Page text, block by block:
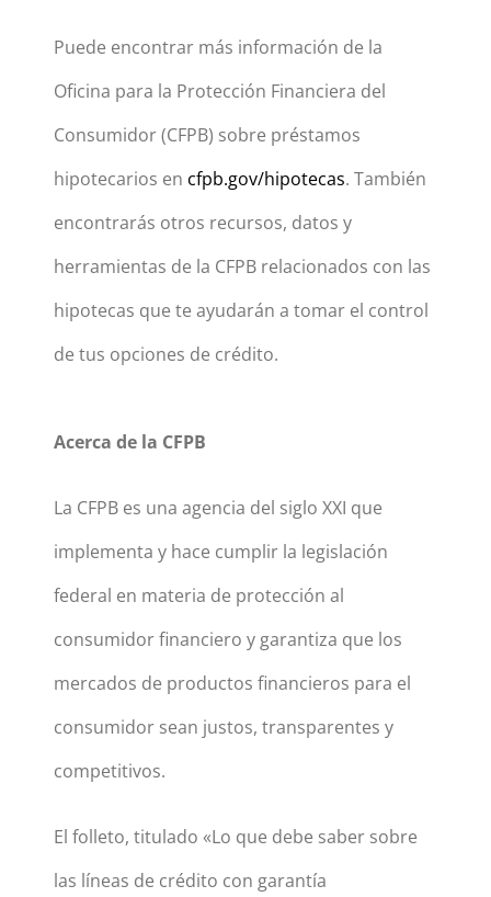
Puede encontrar más información de la
Oficina para la Protección Financiera del
Consumidor (CFPB) sobre préstamos
hipotecarios en cfpb.gov/hipotecas. También
encontrarás otros recursos, datos y
herramientas de la CFPB relacionados con las
hipotecas que te ayudarán a tomar el control
de tus opciones de crédito.
Acerca de la CFPB
La CFPB es una agencia del siglo XXI que
implementa y hace cumplir la legislación
federal en materia de protección al
consumidor financiero y garantiza que los
mercados de productos financieros para el
consumidor sean justos, transparentes y
competitivos.
El folleto, titulado «Lo que debe saber sobre
las líneas de crédito con garantía